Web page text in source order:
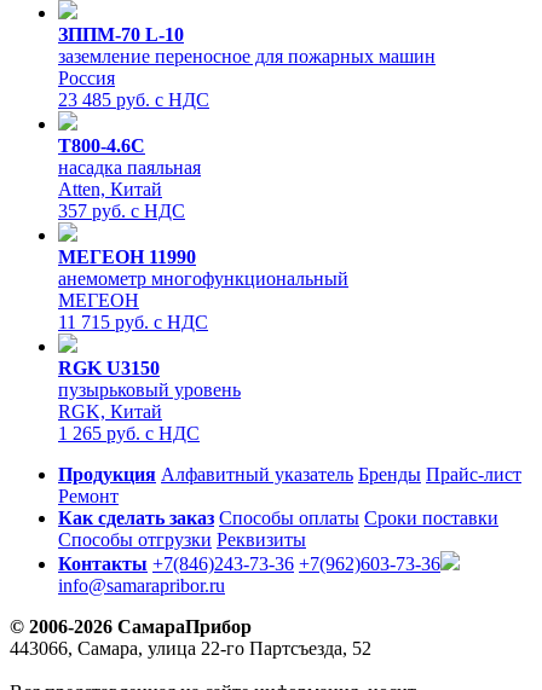
ЗППМ-70 L-10
заземление переносное для пожарных машин
Россия
23 485 руб. с НДС
T800-4.6C
насадка паяльная
Atten, Китай
357 руб. с НДС
МЕГЕОН 11990
анемометр многофункциональный
МЕГЕОН
11 715 руб. с НДС
RGK U3150
пузырьковый уровень
RGK, Китай
1 265 руб. с НДС
Продукция Алфавитный указатель Бренды Прайс-лист
Ремонт
Как сделать заказ Способы оплаты Сроки поставки
Способы отгрузки Реквизиты
Контакты +7(846)243-73-36 +7(962)603-73-36
info@samarapribor.ru
© 2006-2026 СамараПрибор
443066, Самара, улица 22-го Партсъезда, 52